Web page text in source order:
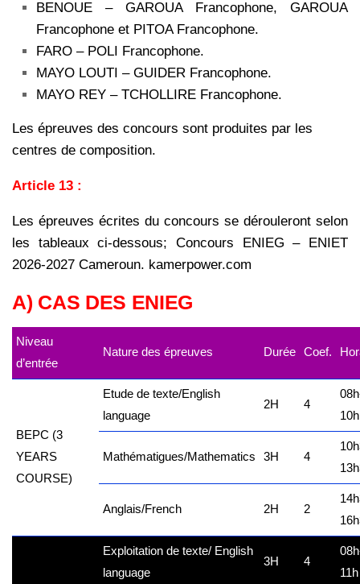
BENOUE – GAROUA Francophone, GAROUA
Francophone et PITOA Francophone.
FARO – POLI Francophone.
MAYO LOUTI – GUIDER Francophone.
MAYO REY – TCHOLLIRE Francophone.
Les épreuves des concours sont produites par les
centres de composition.
Article 13 :
Les épreuves écrites du concours se dérouleront selon
les tableaux ci-dessous; Concours ENIEG – ENIET
2026-2027 Cameroun. kamerpower.com
A) CAS DES ENIEG
Niveau
d’entrée
Nature des épreuves Durée Coef.
BEPC (3
YEARS
COURSE)
Etude de texte/English
language
2H 4
10h
Mathématigues/Mathematics 3H 4
Anglais/French 2H 2
Exploitation de texte/ English
language
3H 4
11h